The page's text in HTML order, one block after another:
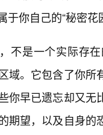
于你自己的“秘密花
不是一个实际存
域。它包含了你
你早已遗忘却又
期望，以及自身